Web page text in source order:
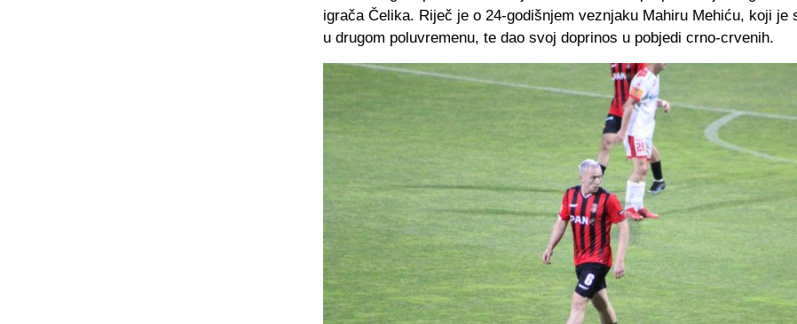
igrača Čelika. Riječ je o 24-godišnjem veznjaku Mahiru Mehiću, koji je
u drugom poluvremenu, te dao svoj doprinos u pobjedi crno-crvenih.